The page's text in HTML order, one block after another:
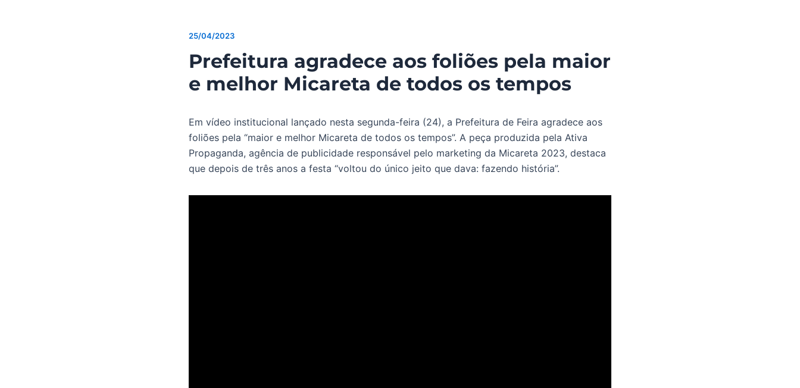
25/04/2023
Prefeitura agradece aos foliões pela maior
e melhor Micareta de todos os tempos
Em vídeo institucional lançado nesta segunda-feira (24), a Prefeitura de Feira agradece aos
foliões pela “maior e melhor Micareta de todos os tempos”. A peça produzida pela Ativa
Propaganda, agência de publicidade responsável pelo marketing da Micareta 2023, destaca
que depois de três anos a festa “voltou do único jeito que dava: fazendo história”.